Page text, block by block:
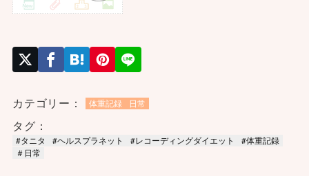
カテゴリー： 体重記録 日常
タグ：
#タニタ #ヘルスプラネット #レコーディングダイエット
#体重記録
＃日常